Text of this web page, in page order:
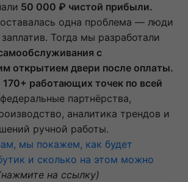
50 000 ₽ чистой прибыли.
одна проблема — люди
Тогда мы разработали
с
открытием двери после оплаты.
170+ работающих точек по всей
партнёрства,
аналитика трендов и
ручной работы.
мы покажем, как будет
и сколько на этом можно
на ссылку)